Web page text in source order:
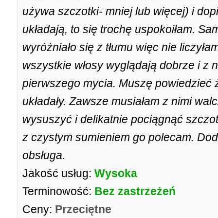
używa szczotki- mniej lub więcej) i
układają, to się trochę uspokoiłam.
wyróżniało się z tłumu więc nie
wszystkie włosy wyglądają dobrze i z
pierwszego mycia. Muszę powiedzieć
układały. Zawsze musiałam z nimi
wysuszyć i delikatnie pociągnąć
z czystym sumieniem go polecam.
obsługa.
Jakość usług: Wysoka
Terminowość: Bez zastrzeżeń
Ceny: Przeciętne